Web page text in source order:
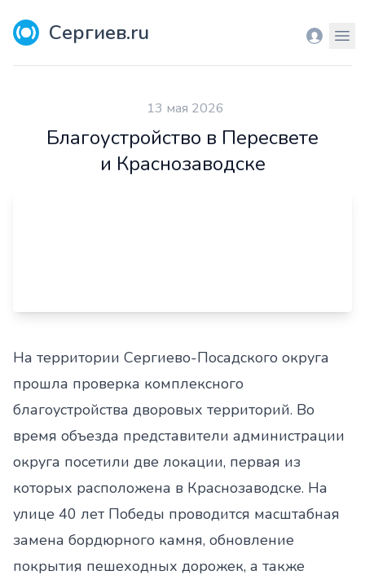
Сергиев.ru Вход
13 мая 2026
Благоустройство в Пересвете
и Краснозаводске
На территории Сергиево-Посадского округа
прошла проверка комплексного
благоустройства дворовых территорий. Во
время объезда представители администрации
округа посетили две локации, первая из
которых расположена в Краснозаводске. На
улице 40 лет Победы проводится масштабная
замена бордюрного камня, обновление
покрытия пешеходных дорожек, а также